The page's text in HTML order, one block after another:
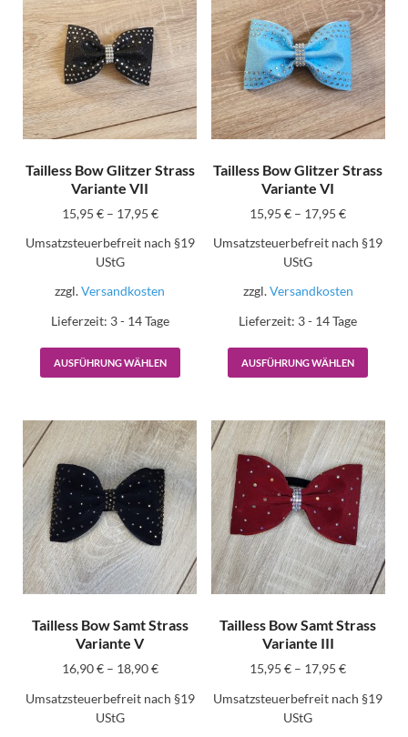
Tailless Bow Glitzer Strass
Variante VII
15,95 €– 17,95 €
Umsatzsteuerbefreit nach §19
UStG
zzgl.Versandkosten
Lieferzeit: 3 - 14 Tage
AUSFÜHRUNG WÄHLEN
Tailless Bow Glitzer Strass
Variante VI
15,95€ – 17,95€
Umsatzsteuerbefreit nach §19
UStG
zzgl.Versandkosten
Lieferzeit: 3 - 14 Tage
AUSFÜHRUNG WÄHLEN
Tailless Bow Samt Strass
Variante V
16,90€– 18,90€
Umsatzsteuerbefreit nach §19
UStG
Tailless Bow Samt Strass
Variante III
15,95€ – 17,95€
Umsatzsteuerbefreit nach §19
UStG